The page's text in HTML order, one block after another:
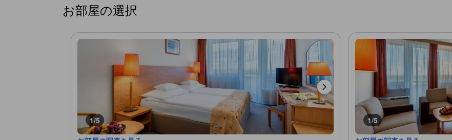
お部屋の選択
1/5
1/5